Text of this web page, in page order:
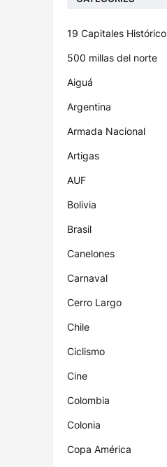
19 Capitales Histórico
500 millas del norte
Aiguá
Argentina
Armada Nacional
Artigas
AUF
Bolivia
Brasil
Canelones
Carnaval
Cerro Largo
Chile
Ciclismo
Cine
Colombia
Colonia
Copa América